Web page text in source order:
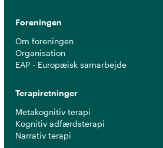
Foreningen
Om foreningen
Organisation
EAP - Europæisk samarbejde
Terapiretninger
Metakognitiv terapi
Kognitiv adfærdsterapi
Narrativ terapi